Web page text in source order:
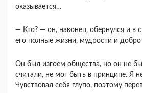
оказывается…
― Кто? ― он, наконец, обернулся и в
его полные жизни, мудрости и
Он был изгоем общества, но он не
считали, не мог быть в принципе. Я
Чувствовал себя глупо, поэтому